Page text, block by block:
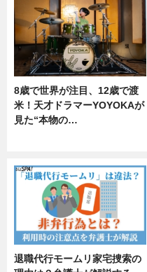
8歳で世界が注目、12歳で渡
米！天才ドラマーYOYOKAが
見た“本物の…
退職代行モームリ家宅捜索の